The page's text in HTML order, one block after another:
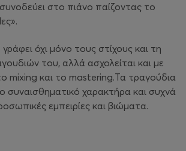
στο πιάνο παίζοντας το
όχι μόνο τους στίχους και τη
του, αλλά ασχολείται και με
mixing και το mastering.Τα τραγούδια
συναισθηματικό χαρακτήρα και συχνά
εμπειρίες και βιώματα.